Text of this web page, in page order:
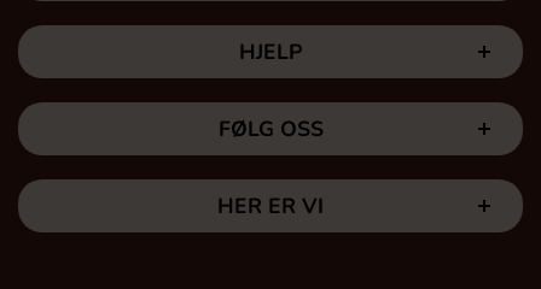
HJELP
FØLG OSS
HER ER VI